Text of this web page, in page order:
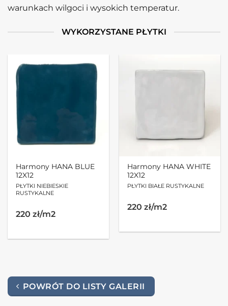
warunkach wilgoci i wysokich temperatur.
WYKORZYSTANE PŁYTKI
Harmony HANA BLUE
12X12
PŁYTKI NIEBIESKIE
RUSTYKALNE
220 zł/m2
Harmony HANA WHITE
12X12
PŁYTKI BIAŁE RUSTYKALNE
220 zł/m2
POWRÓT DO LISTY GALERII